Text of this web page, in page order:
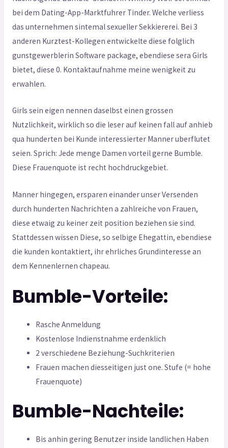
bei dem Dating-App-Marktfuhrer Tinder. Welche verliess
das unternehmen sintemal sexueller Sekkiererei. Bei 3
anderen Kurztest-Kollegen entwickelte diese folglich
gunstgewerblerin Software package, ebendiese sera Girls
bietet, diese 0. Kontaktaufnahme meine wenigkeit zu
erwahlen.
Girls sein eigen nennen daselbst einen grossen
Nutzlichkeit, wirklich so die leser auf keinen fall auf anhieb
qua hunderten bei Kunde interessierter Manner uberflutet
seien. Sprich: Jede menge Damen vorteil gerne Bumble.
Diese Frauenquote ist recht hochdruckgebiet.
Manner hingegen, ersparen einander unser Versenden
durch hunderten Nachrichten a zahlreiche von Frauen,
diese etwaig zu keiner zeit position beziehen sie sind.
Stattdessen wissen Diese, so selbige Ehegattin, ebendiese
die kunden kontaktiert, ihr ehrliches Grundinteresse an
dem Kennenlernen chapeau.
Bumble-Vorteile:
Rasche Anmeldung
Kostenlose Indienstnahme erdenklich
2 verschiedene Beziehung-Suchkriterien
Frauen machen diesseitigen just one. Stufe (= hohe
Frauenquote)
Bumble-Nachteile:
Bis anhin gering Benutzer inside landlichen Haben